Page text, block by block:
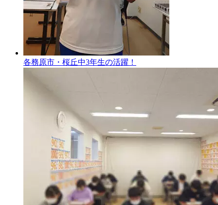
各務原市・桜丘中3年生の活躍！